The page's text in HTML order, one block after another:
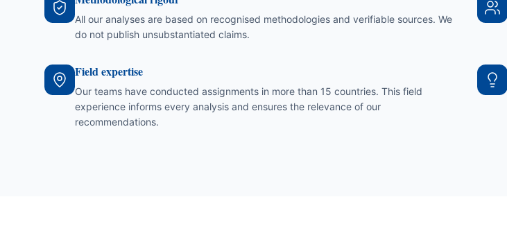
All our analyses are based on recognised methodologies and verifiable sources. We
do not publish unsubstantiated claims.
Field expertise
Our teams have conducted assignments in more than 15 countries. This field
experience informs every analysis and ensures the relevance of our
recommendations.